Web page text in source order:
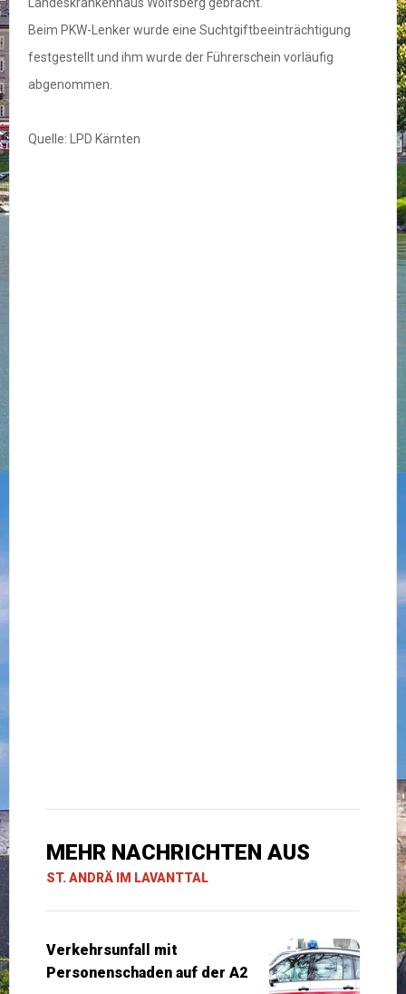
Landeskrankenhaus Wolfsberg gebracht.
Beim PKW-Lenker wurde eine Suchtgiftbeeinträchtigung
festgestellt und ihm wurde der Führerschein vorläufig
abgenommen.
Quelle: LPD Kärnten
MEHR NACHRICHTEN AUS
ST. ANDRÄ IM LAVANTTAL
Verkehrsunfall mit
Personenschaden auf der A2